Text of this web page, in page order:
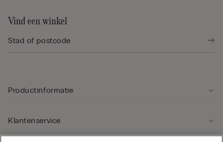
Vind een winkel
Productinformatie
Klantenservice